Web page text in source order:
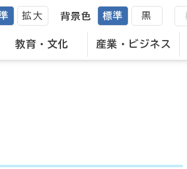
教育・文化 産業・ビジネス
拡大 背景色 標準 黒